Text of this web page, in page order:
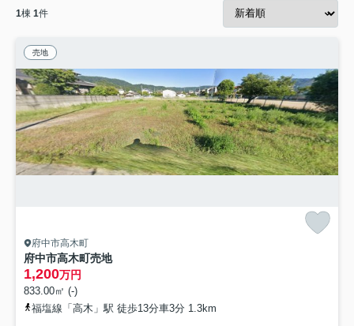
1棟 1件
売地
府中市高木町
府中市高木町売地
1,200万円
833.00㎡ (-)
福塩線「高木」駅 徒歩13分車3分 1.3km